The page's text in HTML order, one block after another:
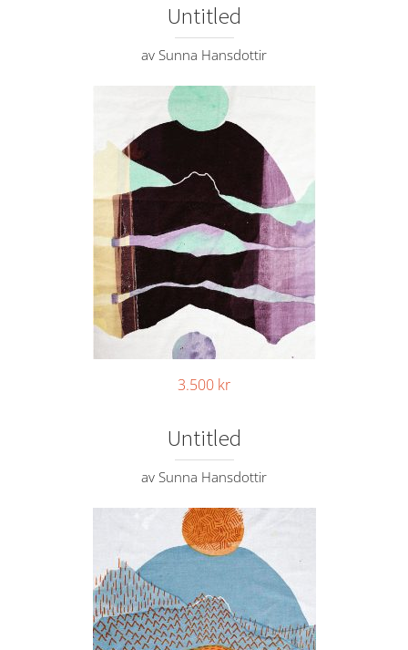
Untitled
av Sunna Hansdottir
3.500 kr
Untitled
av Sunna Hansdottir